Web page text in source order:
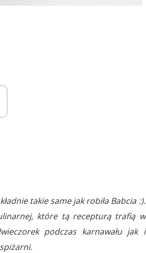
takie same jak robiła Babcia :).
które tą recepturą trafią w
podczas karnawału jak i